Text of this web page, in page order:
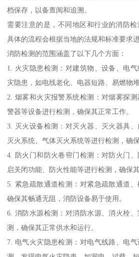
档保存，以备查阅和追溯。
需要注意的是，不同地区和行业的消防检
具体的流程会根据当地的法规和标准要求进
消防检测的范围涵盖了以下几个方面：
1. 火灾隐患检测：对建筑物、设备、电
灾隐患，如电线老化、电器短路、易燃物堆
2. 烟雾和火灾报警系统检测：对烟雾探
警器等设备进行检测，确保其正常工作。
3. 灭火设备检测：对灭火器、灭火器具
灭火系统、气体灭火系统等进行检测，确
4. 防火门和防火卷帘门检测：对防火门
启关闭功能、防火性能等进行检测，确保
5. 紧急疏散通道检测：对紧急疏散通道、
确保其畅通无阻，消防设备易于使用。
6. 消防水源检测：对消防水源、消火栓
测，确保其正常供水和运行。
7. 电气火灾隐患检测：对电气线路、电